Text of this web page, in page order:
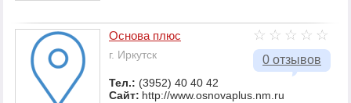
0 отзывов
Основа плюс
г. Иркутск
Тел.: (3952) 40 40 42
Сайт: http://www.osnovaplus.nm.ru